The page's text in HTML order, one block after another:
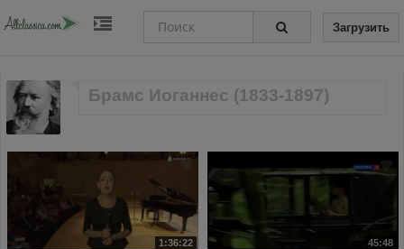
Загрузить
Брамс Иоганнес (1833-1897)
1:36:22 45:48